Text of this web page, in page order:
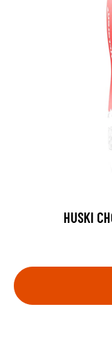
HUSKI